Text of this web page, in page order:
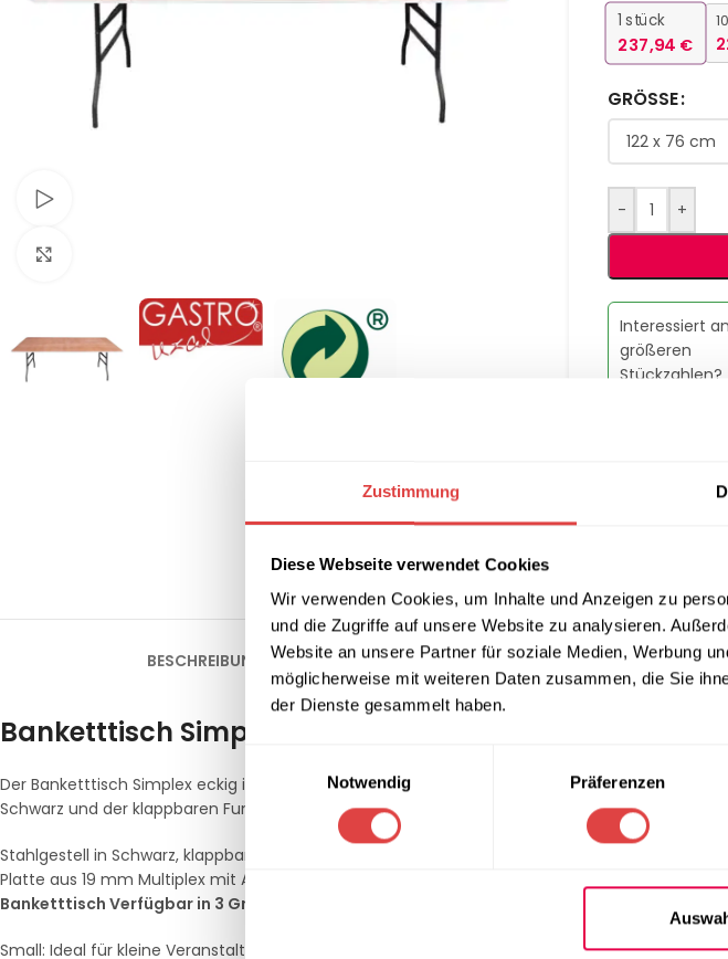
Zustimmung
Diese Webseite verwendet Cookies
Wir verwenden Cookies, um Inhalte und Anzeigen zu
und die Zugriffe auf unsere Website zu analysieren.
Website an unsere Partner für soziale Medien, Werbung
möglicherweise mit weiteren Daten zusammen, die Sie
der Dienste gesammelt haben.
Notwendig
Präferenzen
1 stück
237,94 €
GRÖSSE
- +
Interessiert an
größeren
Stückzahlen?
Gastro
BESCHREIBUNG ZUSÄTZLICHE INFORMATIONEN REZENSIONEN (0)LIEFERUNG
Banketttisch Simplex eckig (3 Größen)
Der Banketttisch Simplex eckig ist die perfekte Lösung für Events, Bankette, Messen und
Schwarz und der klappbaren Funktion ist er nicht nur praktisch, sondern auch stilvoll.
Stahlgestell in Schwarz, klappbar
Platte aus 19 mm Multiplex mit Aluminiumkante
Banketttisch Verfügbar in 3 Größen:
Small: Ideal für kleine Veranstaltungen und Feiern.